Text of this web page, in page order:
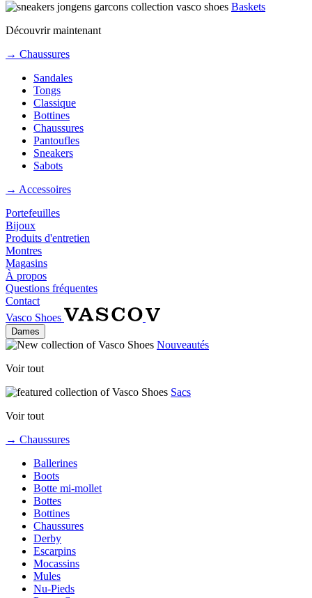
Baskets
Découvrir maintenant
→ Chaussures
Sandales
Tongs
Classique
Bottines
Chaussures
Pantoufles
Sneakers
Sabots
→ Accessoires
Portefeuilles
Bijoux
Produits d'entretien
Montres
Magasins
À propos
Questions fréquentes
Contact
Vasco Shoes
Dames
Nouveautés
Voir tout
Sacs
Voir tout
→ Chaussures
Ballerines
Boots
Botte mi-mollet
Bottes
Bottines
Chaussures
Derby
Escarpins
Mocassins
Mules
Nu-Pieds